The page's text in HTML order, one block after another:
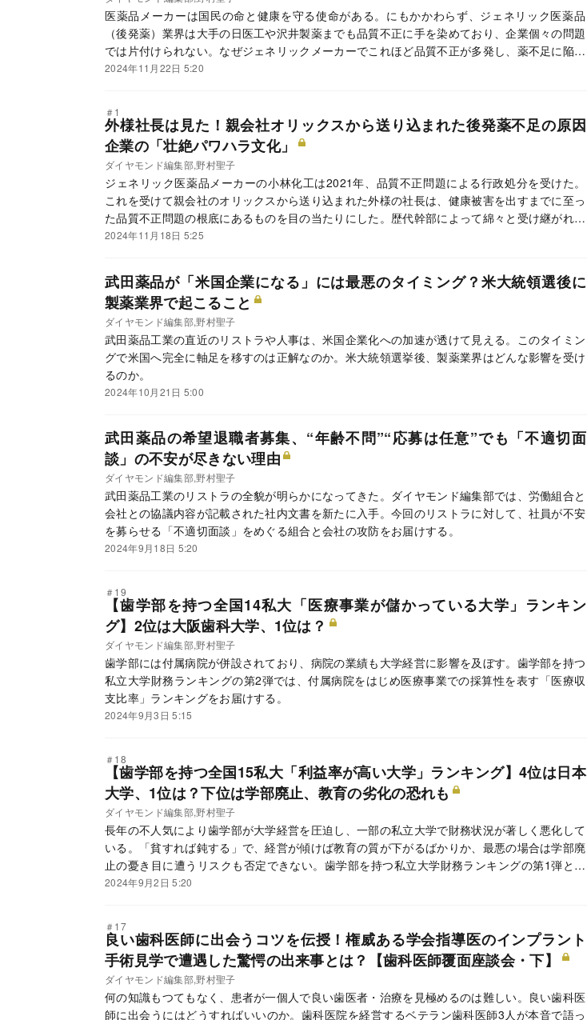
医薬品メーカーは国民の命と健康を守る使命がある。にもかかわらず、ジェネリック医薬品
（後発薬）業界は大手の日医工や沢井製薬までも品質不正に手を染めており、企業個々の問題
では片付けられない。なぜジェネリックメーカーでこれほど品質不正が多発し、薬不足に陥っ
ているのか。問題の核心に迫る。
2024年11月22日 5:20
＃1
外様社長は見た！親会社オリックスから送り込まれた後発薬不足の原因
企業の「壮絶パワハラ文化」
ダイヤモンド編集部,野村聖子
ジェネリック医薬品メーカーの小林化工は2021年、品質不正問題による行政処分を受けた。
これを受けて親会社のオリックスから送り込まれた外様の社長は、健康被害を出すまでに至っ
た品質不正問題の根底にあるものを目の当たりにした。歴代幹部によって綿々と受け継がれて
きた「パワハラ文化」である。
2024年11月18日 5:25
武田薬品が「米国企業になる」には最悪のタイミング？米大統領選後に
製薬業界で起こること
ダイヤモンド編集部,野村聖子
武田薬品工業の直近のリストラや人事は、米国企業化への加速が透けて見える。このタイミン
グで米国へ完全に軸足を移すのは正解なのか。米大統領選挙後、製薬業界はどんな影響を受け
るのか。
2024年10月21日 5:00
武田薬品の希望退職者募集、“年齢不問”“応募は任意”でも「不適切面
談」の不安が尽きない理由
ダイヤモンド編集部,野村聖子
武田薬品工業のリストラの全貌が明らかになってきた。ダイヤモンド編集部では、労働組合と
会社との協議内容が記載された社内文書を新たに入手。今回のリストラに対して、社員が不安
を募らせる「不適切面談」をめぐる組合と会社の攻防をお届けする。
2024年9月18日 5:20
＃19
【歯学部を持つ全国14私大「医療事業が儲かっている大学」ランキン
グ】2位は大阪歯科大学、1位は？
ダイヤモンド編集部,野村聖子
歯学部には付属病院が併設されており、病院の業績も大学経営に影響を及ぼす。歯学部を持つ
私立大学財務ランキングの第2弾では、付属病院をはじめ医療事業での採算性を表す「医療収
支比率」ランキングをお届けする。
2024年9月3日 5:15
＃18
【歯学部を持つ全国15私大「利益率が高い大学」ランキング】4位は日本
大学、1位は？下位は学部廃止、教育の劣化の恐れも
ダイヤモンド編集部,野村聖子
長年の不人気により歯学部が大学経営を圧迫し、一部の私立大学で財務状況が著しく悪化して
いる。「貧すれば鈍する」で、経営が傾けば教育の質が下がるばかりか、最悪の場合は学部廃
止の憂き目に遭うリスクも否定できない。歯学部を持つ私立大学財務ランキングの第1弾とし
て、企業の経常利益率に当たる「経常収支差額比率」ランキングをお届けする。
2024年9月2日 5:20
＃17
良い歯科医師に出会うコツを伝授！権威ある学会指導医のインプラント
手術見学で遭遇した驚愕の出来事とは？【歯科医師覆面座談会・下】
ダイヤモンド編集部,野村聖子
何の知識もつてもなく、患者が一個人で良い歯医者・治療を見極めるのは難しい。良い歯科医
師に出会うにはどうすればいいのか。歯科医院を経営するベテラン歯科医師3人が本音で語っ